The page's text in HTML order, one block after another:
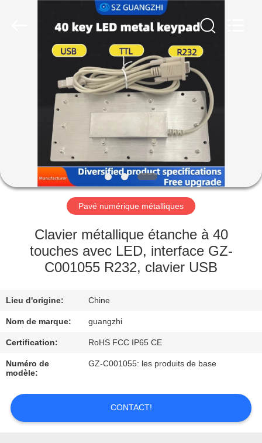
MAISON
PRODUITS
SUJET
DE
NOUS
VISITE
D'USINE
DE
QUALITÉ
CONTACTEZ-
NOUS
DEMANDEZ
Pavé numérique métalliques
Clavier métallique étanche à 40
touches avec LED, interface GZ-
C001055 R232, clavier USB
Lieu d'origine: Chine
Nom de marque: guangzhi
Certification: RoHS FCC IP65 CE
Numéro de
modèle:
GZ-C001055: les produits de base
CONTACT!